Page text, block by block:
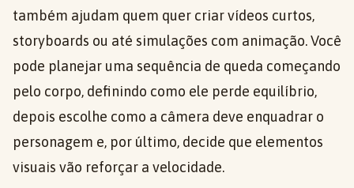
também ajudam quem quer criar vídeos curtos,
storyboards ou até simulações com animação. Você
pode planejar uma sequência de queda começando
pelo corpo, definindo como ele perde equilíbrio,
depois escolhe como a câmera deve enquadrar o
personagem e, por último, decide que elementos
visuais vão reforçar a velocidade.